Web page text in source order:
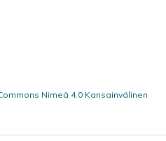
Nimeä 4.0 Kansainvälinen